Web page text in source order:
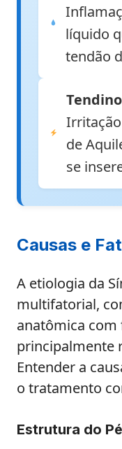
líquido
tendão
de
se
Causas e
A etiologia da
multifatorial,
anatômica
principalmente
Entender a
o tratamento
Estrutura do